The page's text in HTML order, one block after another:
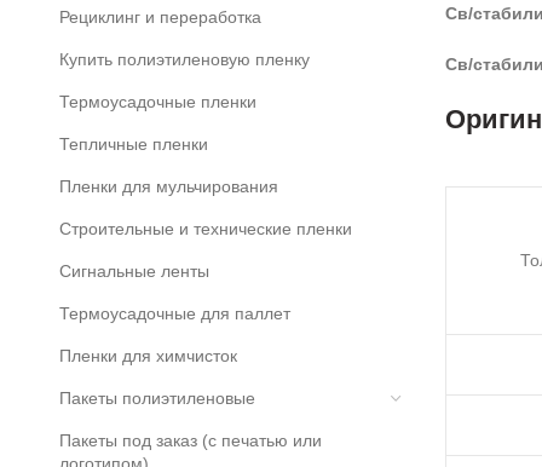
Св/
Св/
Рециклинг и переработка
Купить полиэтиленовую пленку
Термоусадочные пленки
Тепличные пленки
Пленки для мульчирования
Строительные и технические пленки
Сигнальные ленты
Термоусадочные для паллет
Пленки для химчисток
Пакеты полиэтиленовые
Пакеты под заказ (с печатью или